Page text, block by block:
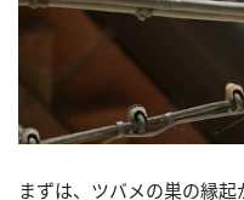
まずは、ツバメの巣の縁